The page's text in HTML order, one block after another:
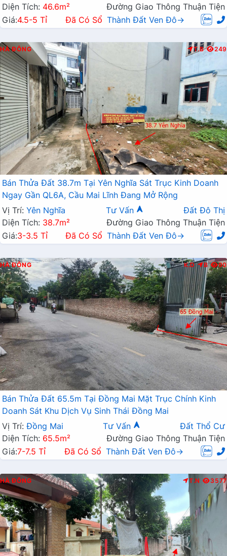
Diện Tích: 46.6m²
Đường Giao Thông Thuận Tiện
Giá:4.5-5 Tỉ Đã Có Sổ Thành Đất Ven Đô→
HÀ ĐÔNG T.B 249
Bán Thửa Đất 38.7m Tại Yên Nghĩa Sát Trục Kinh Doanh
Ngay Gần QL6A, Cầu Mai Lĩnh Đang Mở Rộng
Vị Trí: Yên Nghĩa Tư Vấn
Đất Đô Thị
Diện Tích: 38.7m²
Đường Giao Thông Thuận Tiện
Giá:3-3.5 Tỉ Đã Có Sổ Thành Đất Ven Đô→
HÀ ĐÔNG K.D B 90
Bán Thửa Đất 65.5m Tại Đồng Mai Mặt Trục Chính Kinh
Doanh Sát Khu Dịch Vụ Sinh Thái Đồng Mai
Vị Trí: Đồng Mai Tư Vấn
Đất Thổ Cư
Diện Tích: 65.5m²
Đường Giao Thông Thuận Tiện
Giá:7-7.5 Tỉ Đã Có Sổ Thành Đất Ven Đô→
HÀ ĐÔNG T.N 3577